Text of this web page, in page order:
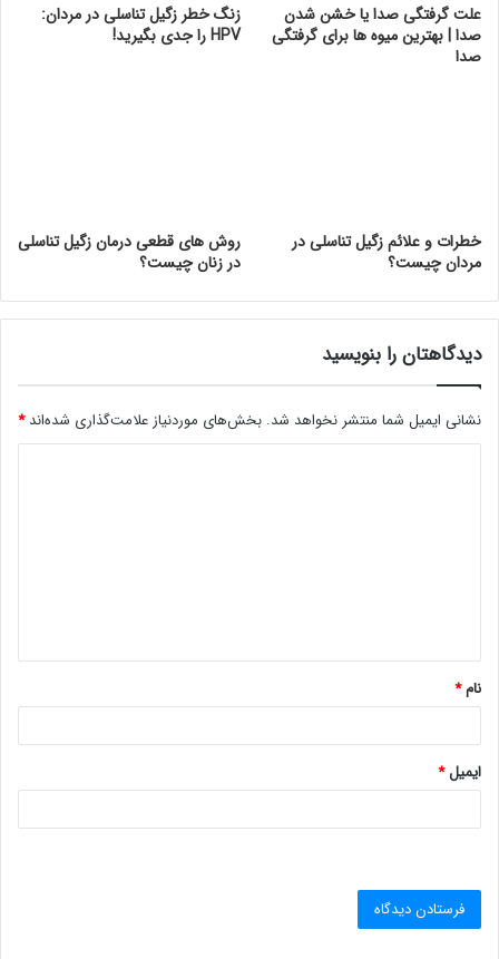
علت گرفتگی صدا یا خشن شدن
صدا | بهترین میوه ها برای گرفتگی
صدا
زنگ خطر زگیل تناسلی در مردان:
HPV را جدی بگیرید!
خطرات و علائم زگیل تناسلی در
مردان چیست؟
روش های قطعی درمان زگیل تناسلی
در زنان چیست؟
دیدگاهتان را بنویسید
نشانی ایمیل شما منتشر نخواهد شد. بخش‌های موردنیاز علامت‌گذاری شده‌اند*
*
نام*
ایمیل*